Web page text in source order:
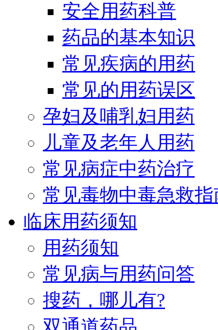
安全用药科普
药品的基本知识
常见疾病的用药
常见的用药误区
孕妇及哺乳妇用药
儿童及老年人用药
常见病症中药治疗
常见毒物中毒急救指
临床用药须知
用药须知
常见病与用药问答
搜药，哪儿有?